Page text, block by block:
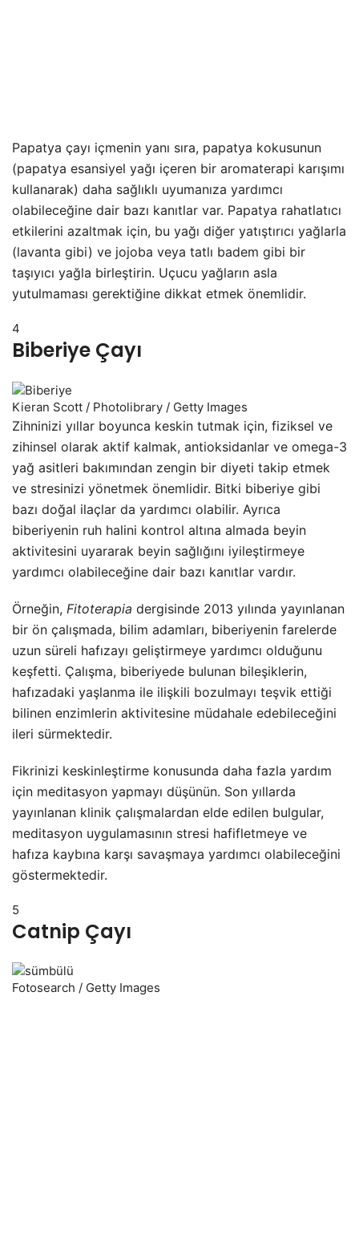
Papatya çayı içmenin yanı sıra, papatya kokusunun
(papatya esansiyel yağı içeren bir aromaterapi karışımı
kullanarak) daha sağlıklı uyumanıza yardımcı
olabileceğine dair bazı kanıtlar var. Papatya rahatlatıcı
etkilerini azaltmak için, bu yağı diğer yatıştırıcı yağlarla
(lavanta gibi) ve jojoba veya tatlı badem gibi bir
taşıyıcı yağla birleştirin. Uçucu yağların asla
yutulmaması gerektiğine dikkat etmek önemlidir.
4
Biberiye Çayı
Kieran Scott / Photolibrary / Getty Images
Zihninizi yıllar boyunca keskin tutmak için, fiziksel ve
zihinsel olarak aktif kalmak, antioksidanlar ve omega-3
yağ asitleri bakımından zengin bir diyeti takip etmek
ve stresinizi yönetmek önemlidir. Bitki biberiye gibi
bazı doğal ilaçlar da yardımcı olabilir. Ayrıca
biberiyenin ruh halini kontrol altına almada beyin
aktivitesini uyararak beyin sağlığını iyileştirmeye
yardımcı olabileceğine dair bazı kanıtlar vardır.
Örneğin, Fitoterapia dergisinde 2013 yılında yayınlanan
bir ön çalışmada, bilim adamları, biberiyenin farelerde
uzun süreli hafızayı geliştirmeye yardımcı olduğunu
keşfetti. Çalışma, biberiyede bulunan bileşiklerin,
hafızadaki yaşlanma ile ilişkili bozulmayı teşvik ettiği
bilinen enzimlerin aktivitesine müdahale edebileceğini
ileri sürmektedir.
Fikrinizi keskinleştirme konusunda daha fazla yardım
için meditasyon yapmayı düşünün. Son yıllarda
yayınlanan klinik çalışmalardan elde edilen bulgular,
meditasyon uygulamasının stresi hafifletmeye ve
hafıza kaybına karşı savaşmaya yardımcı olabileceğini
göstermektedir.
5
Catnip Çayı
Fotosearch / Getty Images